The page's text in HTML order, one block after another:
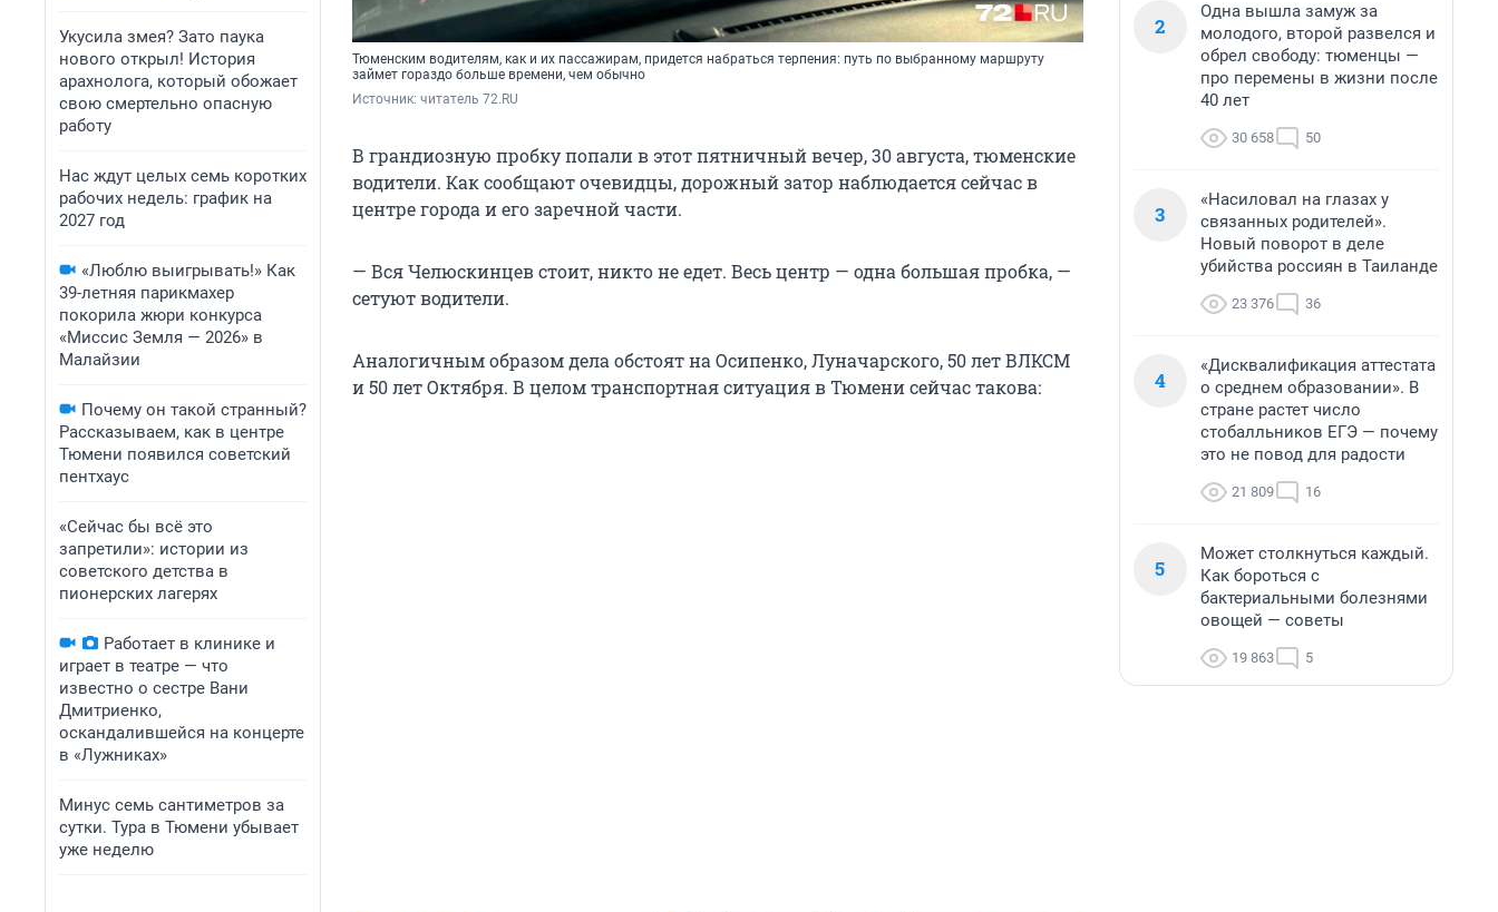
Укусила змея? Зато паука
нового открыл! История
арахнолога, который обожает
свою смертельно опасную
работу
Нас ждут целых семь коротких
рабочих недель: график на
2027 год
«Люблю выигрывать!» Как
39-летняя парикмахер
покорила жюри конкурса
«Миссис Земля — 2026» в
Малайзии
Почему он такой странный?
Рассказываем, как в центре
Тюмени появился советский
пентхаус
«Сейчас бы всё это
запретили»: истории из
советского детства в
пионерских лагерях
Работает в клинике и
играет в театре — что
известно о сестре Вани
Дмитриенко,
оскандалившейся на концерте
в «Лужниках»
Минус семь сантиметров за
сутки. Тура в Тюмени убывает
уже неделю
Тюменским водителям, как и их пассажирам, придется набраться терпения: путь по выбранному маршруту
займет гораздо больше времени, чем обычно
Источник: читатель 72.RU
В грандиозную пробку попали в этот пятничный вечер, 30 августа, тюменские
водители. Как сообщают очевидцы, дорожный затор наблюдается сейчас в
центре города и его заречной части.
— Вся Челюскинцев стоит, никто не едет. Весь центр — одна большая пробка, —
сетуют водители.
Аналогичным образом дела обстоят на Осипенко, Луначарского, 50 лет ВЛКСМ
и 50 лет Октября. В целом транспортная ситуация в Тюмени сейчас такова:
2
Одна вышла замуж за
молодого, второй развелся и
обрел свободу: тюменцы —
про перемены в жизни после
40 лет
30 658 50
3
«Насиловал на глазах у
связанных родителей».
Новый поворот в деле
убийства россиян в Таиланде
23 376 36
4
«Дисквалификация аттестата
о среднем образовании». В
стране растет число
стобалльников ЕГЭ — почему
это не повод для радости
21 809 16
5
Может столкнуться каждый.
Как бороться с
бактериальными болезнями
овощей — советы
19 863 5